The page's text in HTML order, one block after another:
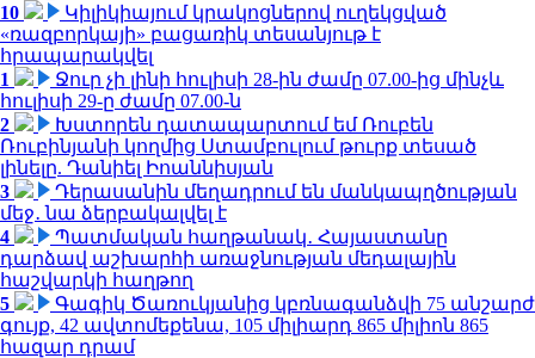
10
Կիլիկիայում կրակոցներով ուղեկցված
«ռազբորկայի» բացառիկ տեսանյութ է
հրապարակվել
1
Ջուր չի լինի հուլիսի 28-ին ժամը 07.00-ից մինչև
հուլիսի 29-ը ժամը 07.00-ն
2
Խստորեն դատապարտում եմ Ռուբեն
Ռուբինյանի կողմից Ստամբուլում թուրք տեսած
լինելը. Դանիել Իոաննիսյան
3
Դերասանին մեղադրում են մանկապղծության
մեջ․ նա ձերբակալվել է
4
Պատմական հաղթանակ․ Հայաստանը
դարձավ աշխարհի առաջնության մեդալային
հաշվարկի հաղթող
5
Գագիկ Ծառուկյանից կբռնագանձվի 75 անշարժ
գույք, 42 ավտոմեքենա, 105 միլիարդ 865 միլիոն 865
հազար դրամ